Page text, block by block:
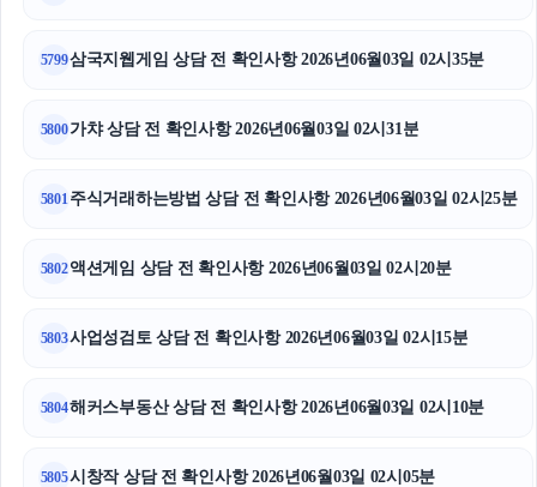
5799삼국지웹게임 상담 전 확인사항 2026년06월03일 02시35분
5800가챠 상담 전 확인사항 2026년06월03일 02시31분
5801 주식거래하는방법 상담 전 확인사항 2026년06월03일 02시25분
5802액션게임 상담 전 확인사항 2026년06월03일 02시20분
5803사업성검토 상담 전 확인사항 2026년06월03일 02시15분
5804해커스부동산 상담 전 확인사항 2026년06월03일 02시10분
5805시창작 상담 전 확인사항 2026년06월03일 02시05분